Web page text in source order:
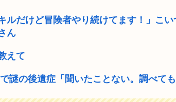
ルだけど冒険者やり続けてます！」こ
ん
えて
謎の後遺症「聞いたことない。調べても